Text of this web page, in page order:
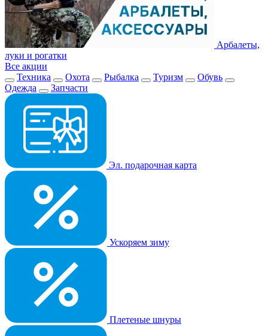
Арбалеты,
луки и рогатки
Все акции
Техника
Охота Рыбалка Туризм
Обувь
Одежда
Запчасти
Эл. подарочная карта
Ускоряем зиму
Плетеные шнуры